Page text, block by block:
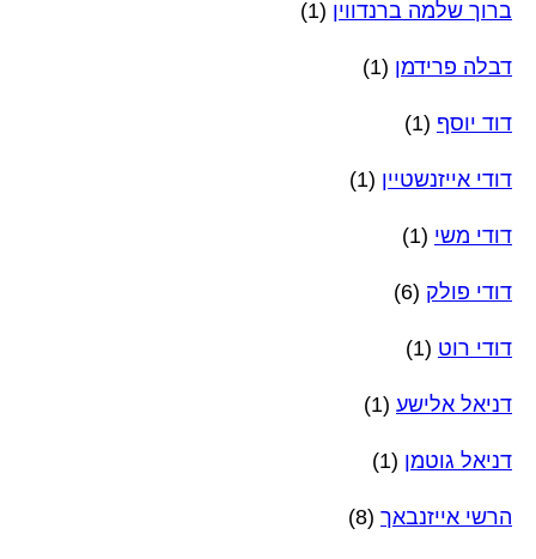
ברוך שלמה ברנדווין (1)
דבלה פרידמן (1)
דוד יוסף (1)
דודי אייזנשטיין (1)
דודי משי (1)
דודי פולק (6)
דודי רוט (1)
דניאל אלישע (1)
דניאל גוטמן (1)
הרשי אייזנבאך (8)